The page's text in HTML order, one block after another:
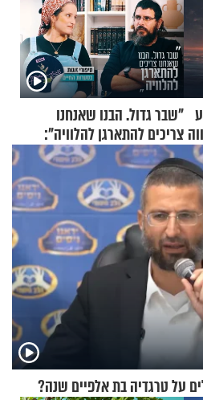
"שבר גדול. הבנו שאנחנו
צריכים להתארגן להלוויה":
זוגיות במבחן, הפעם עם מרים
וגד דנינו
על טרגדיה בת אלפיים שנה?